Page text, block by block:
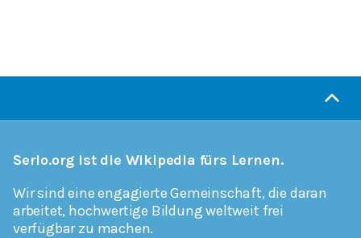
Serlo.org ist die Wikipedia fürs Lernen.
Wir sind eine engagierte Gemeinschaft, die daran
arbeitet, hochwertige Bildung weltweit frei
verfügbar zu machen.